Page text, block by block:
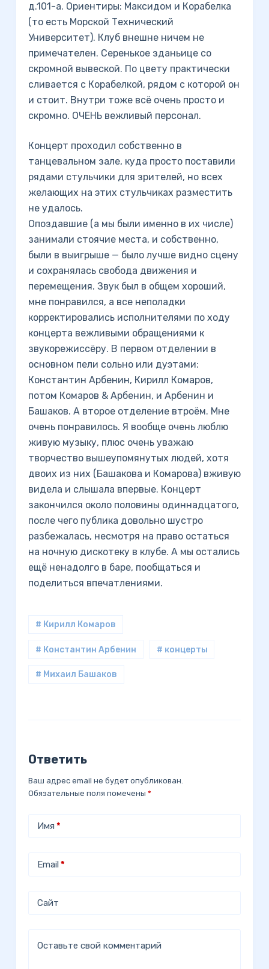
д.101-а. Ориентиры: Максидом и Корабелка
(то есть Морской Технический
Университет). Клуб внешне ничем не
примечателен. Серенькое зданьице со
скромной вывеской. По цвету практически
сливается с Корабелкой, рядом с которой он
и стоит. Внутри тоже всё очень просто и
скромно. ОЧЕНЬ вежливый персонал.
Концерт проходил собственно в
танцевальном зале, куда просто поставили
рядами стульчики для зрителей, но всех
желающих на этих стульчиках разместить
не удалось.
Опоздавшие (а мы были именно в их числе)
занимали стоячие места, и собственно,
были в выигрыше — было лучше видно сцену
и сохранялась свобода движения и
перемещения. Звук был в общем хороший,
мне понравился, а все неполадки
корректировались исполнителями по ходу
концерта вежливыми обращениями к
звукорежиссёру. В первом отделении в
основном пели сольно или дуэтами:
Константин Арбенин, Кирилл Комаров,
потом Комаров & Арбенин, и Арбенин и
Башаков. А второе отделение втроём. Мне
очень понравилось. Я вообще очень люблю
живую музыку, плюс очень уважаю
творчество вышеупомянутых людей, хотя
двоих из них (Башакова и Комарова) вживую
видела и слышала впервые. Концерт
закончился около половины одиннадцатого,
после чего публика довольно шустро
разбежалась, несмотря на право остаться
на ночную дискотеку в клубе. А мы остались
ещё ненадолго в баре, пообщаться и
поделиться впечатлениями.
# Кирилл Комаров
# Константин Арбенин # концерты
# Михаил Башаков
Ответить
Ваш адрес email не будет опубликован.
Обязательные поля помечены *
Имя *
Email*
Сайт
Оставьте свой комментарий